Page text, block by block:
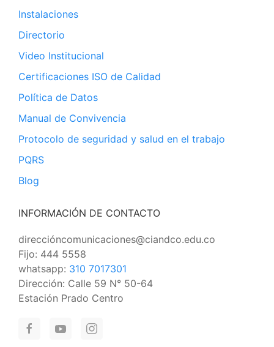
Instalaciones
Directorio
Video Institucional
Certificaciones ISO de Calidad
Política de Datos
Manual de Convivencia
Protocolo de seguridad y salud en el trabajo
PQRS
Blog
INFORMACIÓN DE CONTACTO
direccióncomunicaciones@ciandco.edu.co
Fijo: 444 5558
whatsapp: 310 7017301
Dirección: Calle 59 N° 50-64
Estación Prado Centro